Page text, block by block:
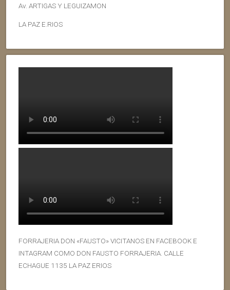
Av. ARTIGAS Y LEGUIZAMON
LA PAZ E.RIOS
FORRAJERIA DON «FAUSTO» VICITANOS EN FACEBOOK E
INTAGRAM COMO DON FAUSTO FORRAJERIA. CALLE
ECHAGUE 1135 LA PAZ ERIOS